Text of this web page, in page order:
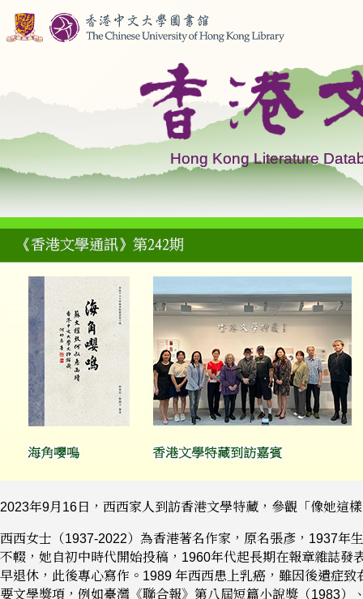
2023年9月16日，西西家人到訪香港文學特藏，參觀「像她這
西西女士（1937-2022）為香港著名作家，原名張彥，1937年
不輟，她自初中時代開始投稿，1960年代起長期在報章雜誌發
早退休，此後專心寫作。1989 年西西患上乳癌，雖因後遺症
要文學獎項，例如臺灣《聯合報》第八屆短篇小說獎（1983